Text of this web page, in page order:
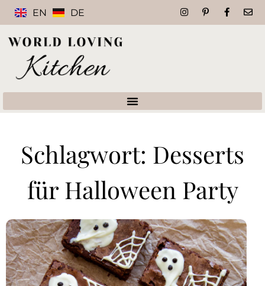
EN DE
Schlagwort: Desserts
für Halloween Party